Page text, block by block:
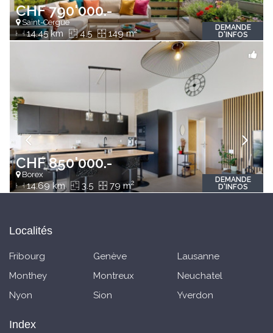
CHF 790'000.-
Saint-Cergue
14.45 km 4.5 149 m2
DEMANDE
D'INFOS
CHF 850'000.-
Borex
14.69 km 3.5 79 m2
DEMANDE
D'INFOS
Localités
Fribourg Genève
Lausanne
Monthey
Montreux
Neuchatel
Nyon
Sion Yverdon
Index